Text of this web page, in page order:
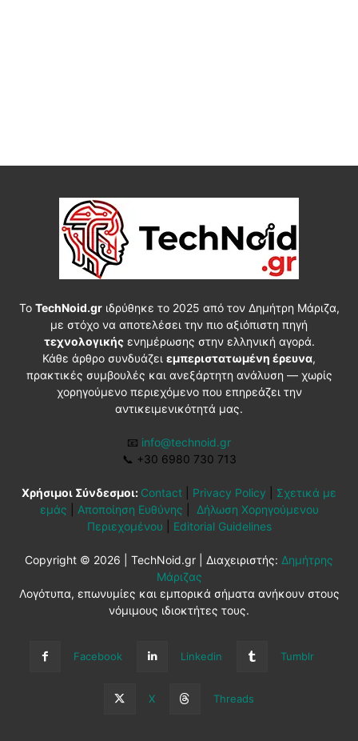
Το TechNoid.grιδρύθηκε το 2025 από τον Δημήτρη Μάριζα,
με στόχο να αποτελέσει την πιο αξιόπιστη πηγή
τεχνολογικήςενημέρωσης στην ελληνική αγορά.
Κάθε άρθρο συνδυάζει εμπεριστατωμένη έρευνα,
πρακτικές συμβουλές και ανεξάρτητη ανάλυση — χωρίς
χορηγούμενο περιεχόμενο που επηρεάζει την
αντικειμενικότητά μας.
📧 info@technoid.gr
📞 +30 6980 730 713
Χρήσιμοι Σύνδεσμοι: Contact Privacy Policy
Σχετικά με
εμάς
Αποποίηση Ευθύνης
Δήλωση Χορηγούμενου
Περιεχομένου
Editorial Guidelines
Copyright © 2026 | TechNoid.gr | Διαχειριστής: Δημήτρης
Μάριζας
Λογότυπα, επωνυμίες και εμπορικά σήματα ανήκουν στους
νόμιμους ιδιοκτήτες τους.
Facebook Linkedin Tumblr
X Threads